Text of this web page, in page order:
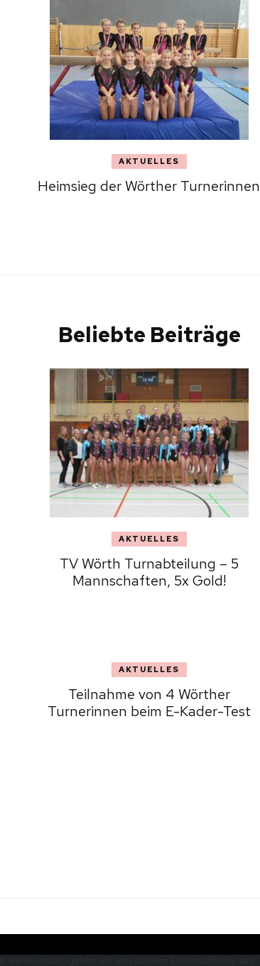
AKTUELLES
Heimsieg der Wörther Turnerinnen
Beliebte Beiträge
AKTUELLES
TV Wörth Turnabteilung – 5
Mannschaften, 5x Gold!
AKTUELLES
Teilnahme von 4 Wörther
Turnerinnen beim E-Kader-Test